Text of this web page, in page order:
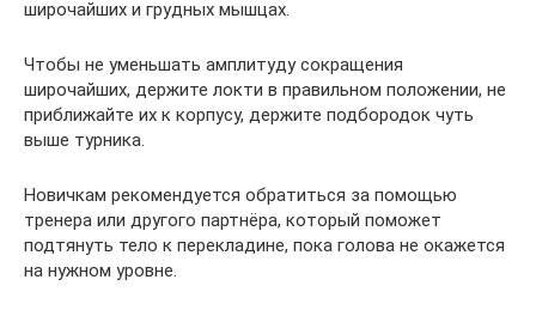
широчайших и грудных мышцах.
Чтобы не уменьшать амплитуду сокращения
широчайших, держите локти в правильном положении, не
приближайте их к корпусу, держите подбородок чуть
выше турника.
Новичкам рекомендуется обратиться за помощью
тренера или другого партнёра, который поможет
подтянуть тело к перекладине, пока голова не окажется
на нужном уровне.